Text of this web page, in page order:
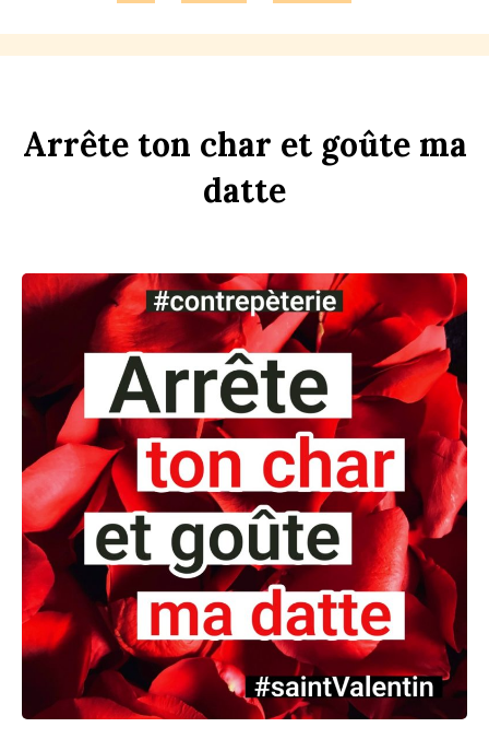
Arrête ton char et goûte ma
datte